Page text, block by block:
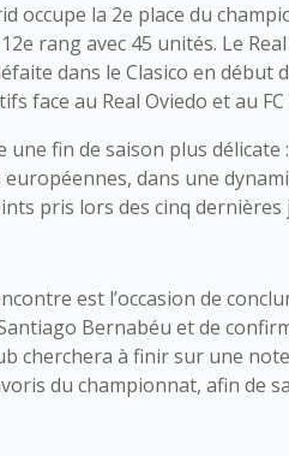
occupe la 2e place du
rang avec 45 unités. Le
dans le Clasico en début
face au Real Oviedo et au FC
une fin de saison plus
dans une
pris lors des cinq dernières
est l’occasion de
Bernabéu et de
cherchera à finir sur une
du championnat, afin de